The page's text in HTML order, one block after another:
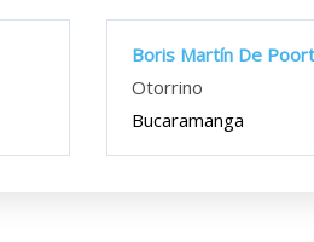
Boris Martín De
Otorrino
Bucaramanga